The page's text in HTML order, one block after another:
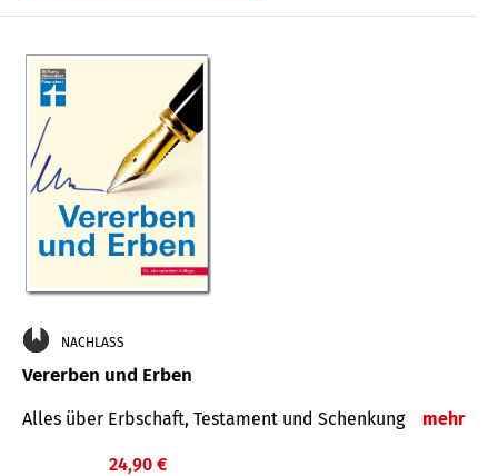
NACHLASS
Vererben und Erben
Alles über Erbschaft, Testament und Schenkung mehr
24,90 €